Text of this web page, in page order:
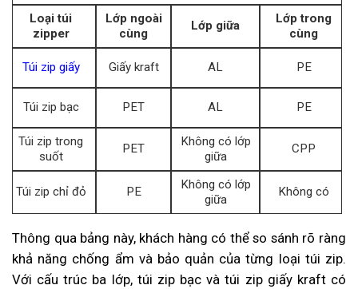
Loại túi
zipper
Lớp ngoài
cùng
Lớp giữa
Lớp trong
cùng
Túi zip giấy Giấy kraft AL PE
Túi zip bạc PET AL PE
Túi zip trong
suốt
PET
Không có lớp
giữa
CPP
Túi zip chỉ đỏ PE
Không có lớp
giữa
Không có
Thông qua bảng này, khách hàng có thể so sánh rõ ràng
khả năng chống ẩm và bảo quản của từng loại túi zip.
Với cấu trúc ba lớp, túi zip bạc và túi zip giấy kraft có